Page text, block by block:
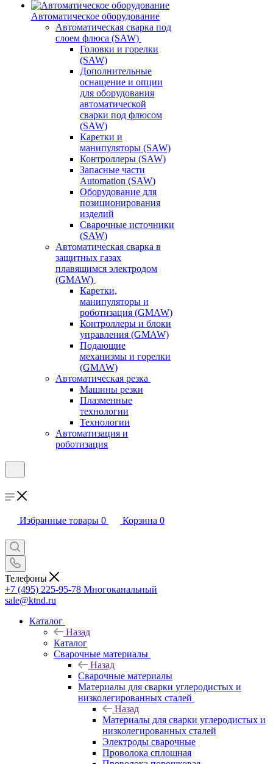
Автоматическое оборудование
Автоматическая сварка под
слоем флюса (SAW)
Головки и горелки
(SAW)
Дополнительные
оснащение и опции
для оборудования
автоматической
сварки под флюсом
(SAW)
Каретки и
манипуляторы (SAW)
Контроллеры (SAW)
Запасные части
Automation (SAW)
Оборудование для
позиционирования
изделий
Сварочные источники
(SAW)
Автоматическая сварка в
защитных газах
плавящимся электродом
(GMAW)
Каретки,
манипуляторы и
роботизация (GMAW)
Контроллеры и блоки
управления (GMAW)
Подающие
механизмы и горелки
(GMAW)
Автоматическая резка
Машины резки
Плазменные
технологии
Технологии
Автоматизация и
роботизация
Избранные товары 0 Корзина 0
Телефоны
+7 (495) 225-95-78 Многоканальный
sale@ktnd.ru
Каталог
Назад
Каталог
Сварочные материалы
Назад
Сварочные материалы
Материалы для сварки углеродистых и
низколегированных сталей
Назад
Материалы для сварки углеродистых и
низколегированных сталей
Электроды сварочные
Проволока сплошная